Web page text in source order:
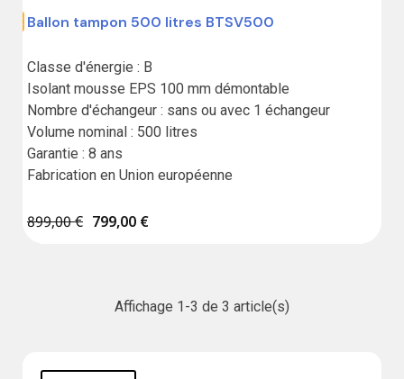
€ Ballon tampon 500 litres BTSV500
Classe d'énergie : B
Isolant mousse EPS 100 mm démontable
Nombre d'échangeur : sans ou avec 1 échangeur
Volume nominal : 500 litres
Garantie : 8 ans
Fabrication en Union européenne
899,00 € 799,00 €
Affichage 1-3 de 3 article(s)